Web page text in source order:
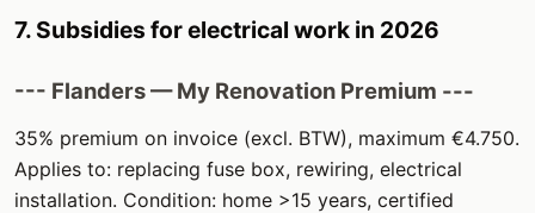
7. Subsidies for electrical work in 2026
--- Flanders — My Renovation Premium ---
35% premium on invoice (excl. BTW), maximum €4.750.
Applies to: replacing fuse box, rewiring, electrical
installation. Condition: home >15 years, certified